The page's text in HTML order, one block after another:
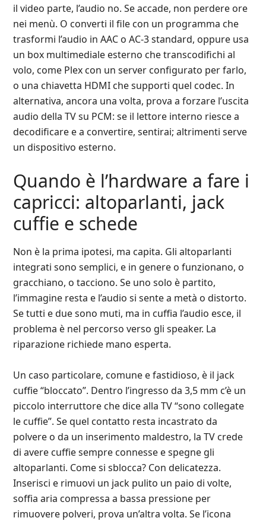
il video parte, l’audio no. Se accade, non perdere ore
nei menù. O converti il file con un programma che
trasformi l’audio in AAC o AC‑3 standard, oppure usa
un box multimediale esterno che transcodifichi al
volo, come Plex con un server configurato per farlo,
o una chiavetta HDMI che supporti quel codec. In
alternativa, ancora una volta, prova a forzare l’uscita
audio della TV su PCM: se il lettore interno riesce a
decodificare e a convertire, sentirai; altrimenti serve
un dispositivo esterno.
Quando è l’hardware a fare i
capricci: altoparlanti, jack
cuffie e schede
Non è la prima ipotesi, ma capita. Gli altoparlanti
integrati sono semplici, e in genere o funzionano, o
gracchiano, o tacciono. Se uno solo è partito,
l’immagine resta e l’audio si sente a metà o distorto.
Se tutti e due sono muti, ma in cuffia l’audio esce, il
problema è nel percorso verso gli speaker. La
riparazione richiede mano esperta.
Un caso particolare, comune e fastidioso, è il jack
cuffie “bloccato”. Dentro l’ingresso da 3,5 mm c’è un
piccolo interruttore che dice alla TV “sono collegate
le cuffie”. Se quel contatto resta incastrato da
polvere o da un inserimento maldestro, la TV crede
di avere cuffie sempre connesse e spegne gli
altoparlanti. Come si sblocca? Con delicatezza.
Inserisci e rimuovi un jack pulito un paio di volte,
soffia aria compressa a bassa pressione per
rimuovere polveri, prova un’altra volta. Se l’icona